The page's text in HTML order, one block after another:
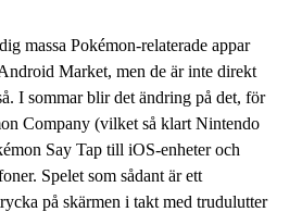
massa Pokémon-relaterade appar
Market, men de är inte direkt
I sommar blir det ändring på det, för
Company (vilket så klart Nintendo
Say Tap till iOS-enheter och
Spelet som sådant är ett
på skärmen i takt med trudulutter